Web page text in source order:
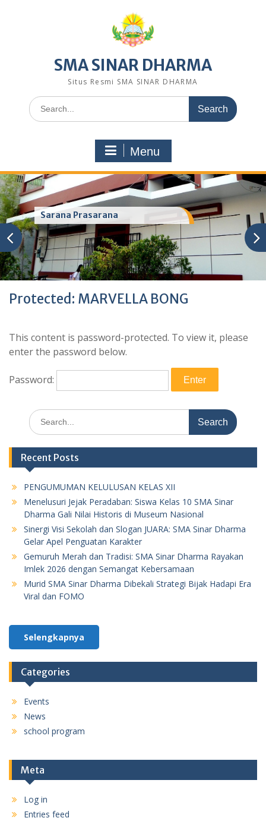
SMA SINAR DHARMA
Situs Resmi SMA SINAR DHARMA
Search
for:
Menu
Sarana Prasarana
Protected: MARVELLA BONG
This content is password-protected. To view it, please
enter the password below.
Password:
Search
for:
Recent Posts
PENGUMUMAN KELULUSAN KELAS XII
Menelusuri Jejak Peradaban: Siswa Kelas 10 SMA Sinar
Dharma Gali Nilai Historis di Museum Nasional
Sinergi Visi Sekolah dan Slogan JUARA: SMA Sinar Dharma
Gelar Apel Penguatan Karakter
Gemuruh Merah dan Tradisi: SMA Sinar Dharma Rayakan
Imlek 2026 dengan Semangat Kebersamaan
Murid SMA Sinar Dharma Dibekali Strategi Bijak Hadapi Era
Viral dan FOMO
Selengkapnya
Categories
Events
News
school program
Meta
Log in
Entries feed